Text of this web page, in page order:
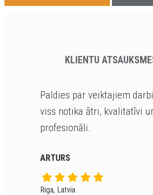
KLIENTU
Paldies par veiktajiem
viss notika ātri, kvalitatīvi
profesionāli.
ARTURS
Riga, Latvia